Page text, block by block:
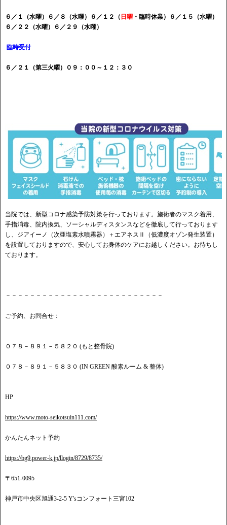
６／１（水曜）６／８（水曜）６／１２（ 日曜 ・臨時休業）６ ／１５（水曜）
６／２２（水曜）６／２９（水曜）
臨時受付
６／２１（第三火曜）０９：００～１２：３０
当院では、新型コロナ感染予防対策を行っております。施術者のマスク着用、
手指消毒、院内換気、ソーシャルディスタンスなどを徹底して行っております
し、ジアイーノ（次亜塩素水噴霧器）＋エアネスⅡ（低濃度オゾン発生装置）
を設置しておりますので、安心してお身体のケアにお越しください。お待ちし
ております。
－－－－－－－－－－－－－－－－－－－－－－－－－－
ご予約、お問合せ：
０７８－８９１－５８２０ (もと整骨院)
０７８－８９１－５８３０ (IN GREEN 酸素ルーム & 整体)
HP
https://www.moto-seikotsuin111.com/
かんたんネット予約
https://bg9.power-k.jp/llogin/8729/8735/
〒651-0095
神戸市中央区旭通3-2-5 Y'sコンフォート三宮102